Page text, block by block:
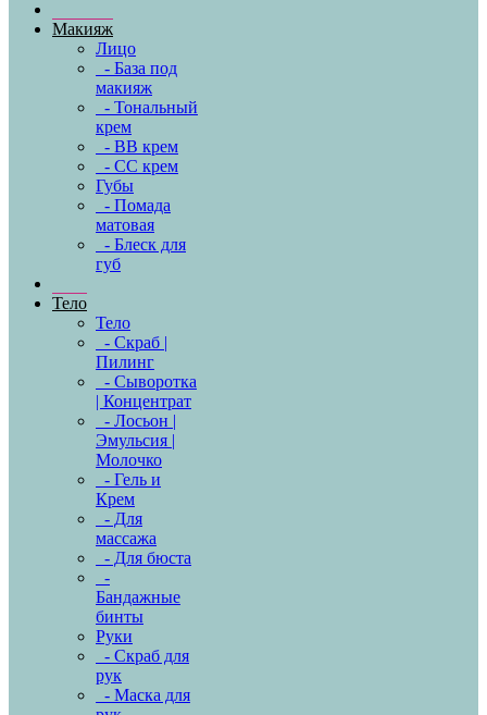
Макияж
Лицо
- База под
макияж
- Тональный
крем
- BB крем
- CC крем
Губы
- Помада
матовая
- Блеск для
губ
Тело
Тело
- Скраб |
Пилинг
- Сыворотка
| Концентрат
- Лосьон |
Эмульсия |
Молочко
- Гель и
Крем
- Для
массажа
- Для бюста
-
Бандажные
бинты
Руки
- Скраб для
рук
- Маска для